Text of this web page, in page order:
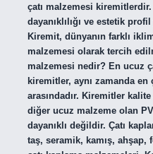
çatı malzemesi
dayanıklılığı ve estetik
Kiremit, dünyanın farklı
malzemesi olarak tercih
malzemesi nedir? En ucuz
kiremitler, aynı zamanda
arasındadır. Kiremitler kalite
diğer ucuz malzeme olan
dayanıklı değildir. Çatı
taş, seramik, kamış,